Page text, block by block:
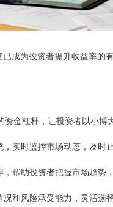
成为投资者提升收益率
金杠杆，让投资者以小博
实时监控市场动态，及时
帮助投资者把握市场趋势
和风险承受能力，灵活选